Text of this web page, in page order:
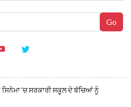
'ਚ ਸਰਕਾਰੀ ਸਕੂਲ ਦੇ ਬੱਚਿਆਂ ਨੂੰ